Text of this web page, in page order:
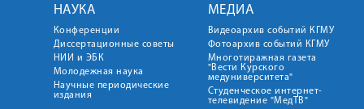
НАУКА
Конференции
Диссертационные советы
НИИ и ЭБК
Молодежная наука
Научные периодические
издания
МЕДИА
Видеоархив событий КГМУ
Фотоархив событий КГМУ
Многотиражная газета
"Вести Курского
медуниверситета"
Студенческое интернет-
телевидение "МедТВ"